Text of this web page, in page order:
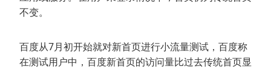
不变。
百度从7月初开始就对新首页进行小流量测试，百度称
在测试用户中，百度新首页的访问量比过去传统首页显